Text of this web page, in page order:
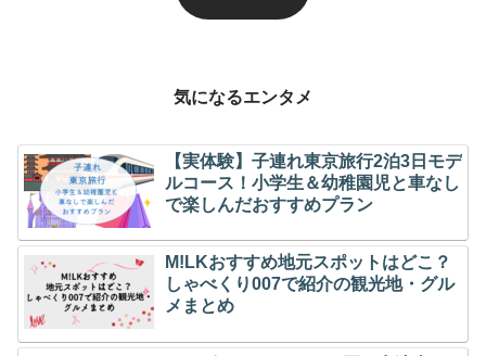
気になるエンタメ
【実体験】子連れ東京旅行2泊3日モデ
ルコース！小学生＆幼稚園児と車なし
で楽しんだおすすめプラン
M!LKおすすめ地元スポットはどこ？
しゃべくり007で紹介の観光地・グル
メまとめ